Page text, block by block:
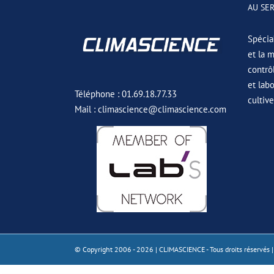
Téléphone : 01.69.18.77.33
Mail : climascience@climascience.com
AU
et la
et
© Copyright 2006 - 2026 | CLIMASCIENCE - Tous droits réservés